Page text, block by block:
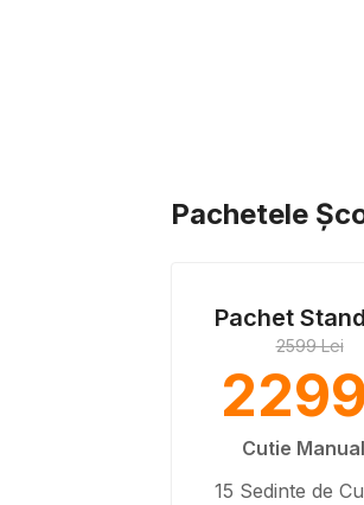
Pachetele
Pachet
2599 Lei
2299
Cutie
15 Sedinte de